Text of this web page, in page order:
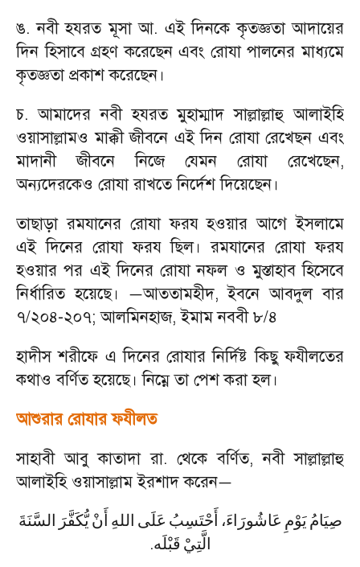
ঙ. নবী হযরত মূসা আ. এই দিনকে কৃতজ্ঞতা আদায়ের
দিন হিসাবে গ্রহণ করেছেন এবং রোযা পালনের মাধ্যমে
কৃতজ্ঞতা প্রকাশ করেছেন।
চ. আমাদের নবী হযরত মুহাম্মাদ সাল্লাল্লাহু আলাইহি
ওয়াসাল্লামও মাক্কী জীবনে এই দিন রোযা রেখেছন এবং
মাদানী জীবনে নিজে যেমন রোযা রেখেছেন,
অন্যদেরকেও রোযা রাখতে নির্দেশ দিয়েছেন।
তাছাড়া রমযানের রোযা ফরয হওয়ার আগে ইসলামে
এই দিনের রোযা ফরয ছিল। রমযানের রোযা ফরয
হওয়ার পর এই দিনের রোযা নফল ও মুস্তাহাব হিসেবে
নির্ধারিত হয়েছে।
—আততামহীদ,ইবনে আবদুল বার
৭/২০৪-২০৭;আলমিনহাজ,ইমাম নববী ৮/৪
হাদীস শরীফে এ দিনের রোযার নির্দিষ্ট কিছু ফযীলতের
কথাও বর্ণিত হয়েছে। নিম্নে তা পেশ করা হল।
আশুরার রোযার ফযীলত
সাহাবী আবু কাতাদা রা. থেকে বর্ণিত,নবী সাল্লাল্লাহু
আলাইহি ওয়াসাল্লাম ইরশাদ করেন—
صِيَامُ يَوْمِ عَاشُورَاءَ، أَحْتَسِبُ عَلَى اللهِ أَنْ يُّكَفَّرَ
السَّنَةَ
الَّتِيْ قَبْلَه.